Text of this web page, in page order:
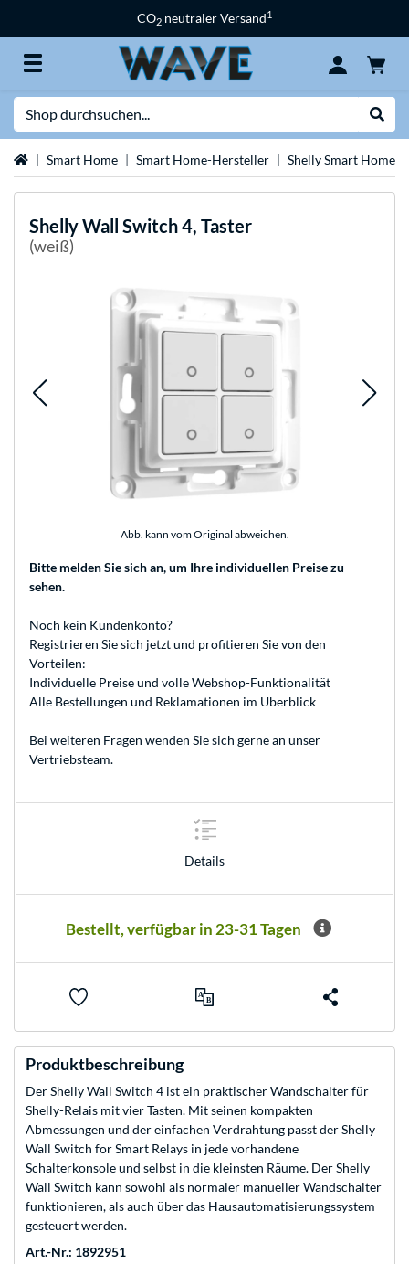
CO2 neutraler Versand1
StartseiteSmart Home Smart Home-Hersteller Shelly Smart Home
ShellyWall Switch 4, Taster
(weiß)
Abb. kann vom Original abweichen.
Bitte melden Sie sich an, um Ihre individuellen Preise zu
sehen.
Noch kein Kundenkonto?
Registrieren Sie sich jetzt und profitieren Sie von den
Vorteilen:
Individuelle Preise und volle Webshop-Funktionalität
Alle Bestellungen und Reklamationen im Überblick
Bei weiteren Fragen wenden Sie sich gerne an unser
Vertriebsteam.
Details
Bestellt, verfügbar in 23-31 Tagen
Produktbeschreibung
Der Shelly Wall Switch 4 ist ein praktischer Wandschalter für
Shelly-Relais mit vier Tasten. Mit seinen kompakten
Abmessungen und der einfachen Verdrahtung passt der Shelly
Wall Switch for Smart Relays in jede vorhandene
Schalterkonsole und selbst in die kleinsten Räume. Der Shelly
Wall Switch kann sowohl als normaler manueller Wandschalter
funktionieren, als auch über das Hausautomatisierungssystem
gesteuert werden.
Art.-Nr.: 1892951